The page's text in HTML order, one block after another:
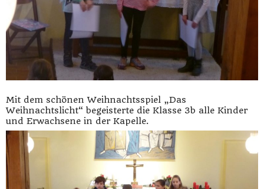
Mit dem schönen Weihnachtsspiel „Das
Weihnachtslicht“ begeisterte die Klasse 3b alle Kinder
und Erwachsene in der Kapelle.